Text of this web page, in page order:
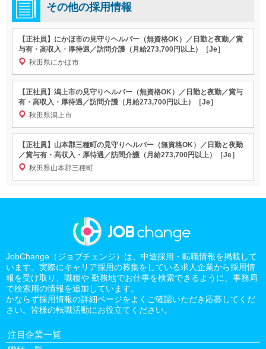
その他の採用情報
【正社員】にかほ市の見守りヘルパー（無資格OK）／日勤と夜勤／賞
与有・高収入・厚待遇／訪問介護（月給273,700円以上）［Je］
秋田県にかほ市
【正社員】潟上市の見守りヘルパー（無資格OK）／日勤と夜勤／賞与
有・高収入・厚待遇／訪問介護（月給273,700円以上）［Je］
秋田県潟上市
【正社員】山本郡三種町の見守りヘルパー（無資格OK）／日勤と夜勤
／賞与有・高収入・厚待遇／訪問介護（月給273,700円以上）［Je］
秋田県山本郡三種町
JobChange（ジョブチェンジ）は、中途採用・転職情報を掲載して
います。実際にキャリア採用の募集をしている求人企業から採用情
報を受け取り、職種や 勤務地でお仕事を検索できるように、事務局
で検索用の情報を追加しています。
かならず採用情報の詳細ページをよくご確認いただき応募してくだ
さい。皆様の転職活動にお役立てください。
注目企業一覧